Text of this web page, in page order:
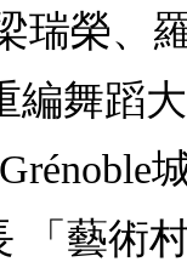
瑞榮、
舞蹈
「藝術